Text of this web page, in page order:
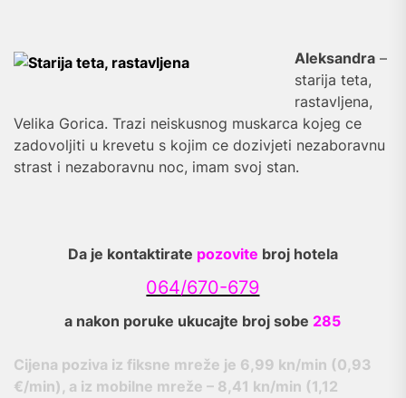
Aleksandra –
starija teta,
rastavljena,
Velika Gorica. Trazi neiskusnog muskarca kojeg ce
zadovoljiti u krevetu s kojim ce dozivjeti nezaboravnu
strast i nezaboravnu noc, imam svoj stan.
Da je kontaktirate pozovite broj hotela
064/670-679
a nakon poruke ukucajte broj sobe285
Cijena poziva iz fiksne mreže je 6,99 kn/min (0,93
€/min), a iz mobilne mreže – 8,41 kn/min (1,12